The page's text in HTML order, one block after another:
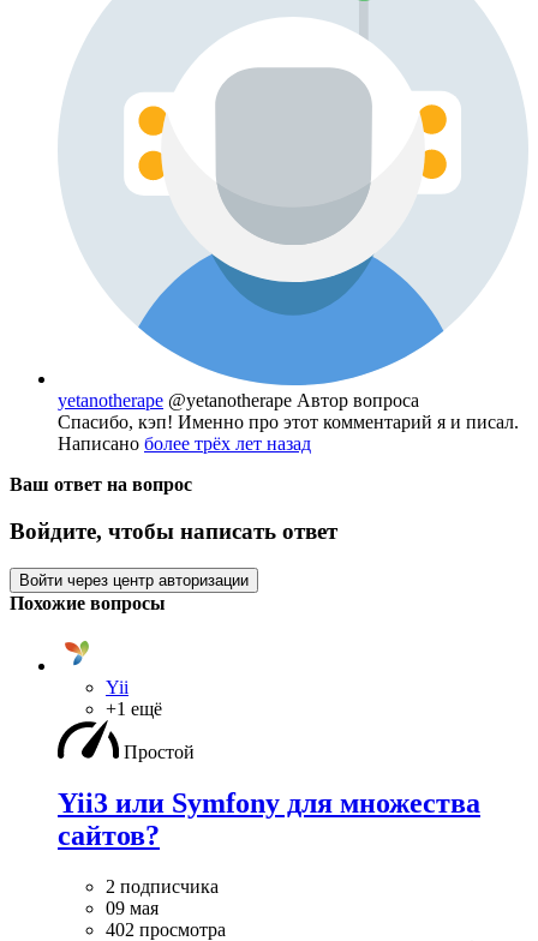
yetanotherape @yetanotherape Автор вопроса
Спасибо, кэп! Именно про этот комментарий я и писал.
Написано более трёх лет назад
Ваш ответ на вопрос
Войдите, чтобы написать ответ
Войти через центр авторизации
Похожие вопросы
Yii
+1 ещё
Простой
Yii3 или Symfony для множества
сайтов?
2 подписчика
09 мая
402 просмотра